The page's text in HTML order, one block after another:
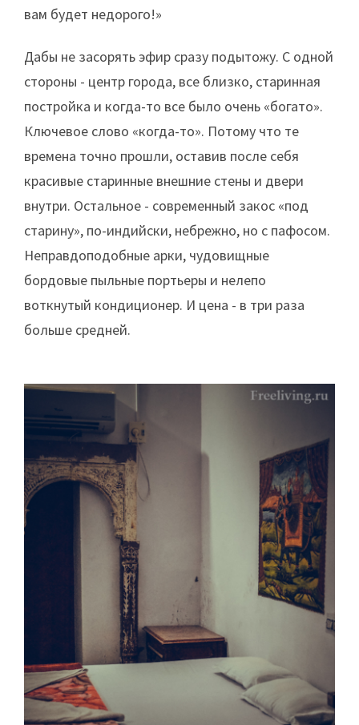
вам будет недорого!»
Дабы не засорять эфир сразу подытожу. С одной
стороны - центр города, все близко, старинная
постройка и когда-то все было очень «богато».
Ключевое слово «когда-то». Потому что те
времена точно прошли, оставив после себя
красивые старинные внешние стены и двери
внутри. Остальное - современный закос «под
старину», по-индийски, небрежно, но с пафосом.
Неправдоподобные арки, чудовищные
бордовые пыльные портьеры и нелепо
воткнутый кондиционер. И цена - в три раза
больше средней.